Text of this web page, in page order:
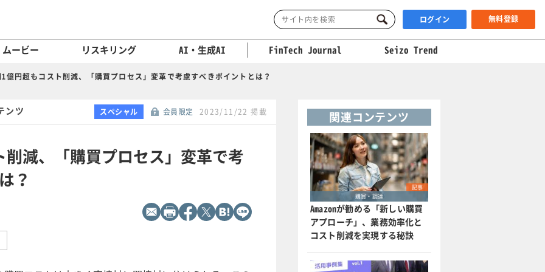
ログイン 無料登録
ムービー リスキリング AI・生成AI FinTech Journal Seizo Trend
億円超もコスト削減、「購買プロセス」変革で考慮すべきポイントとは？
ンツ スペシャル 会員限定 2023/11/22 掲載
減、「購買プロセス」変革で考
？
関連コンテンツ
記事
購買・調達
Amazonが勧める「新しい購買
アプローチ」、業務効率化と
コスト削減を実現する秘訣